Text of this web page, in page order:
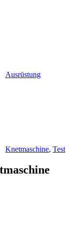
Ausrüstung
Knetmaschine, Test